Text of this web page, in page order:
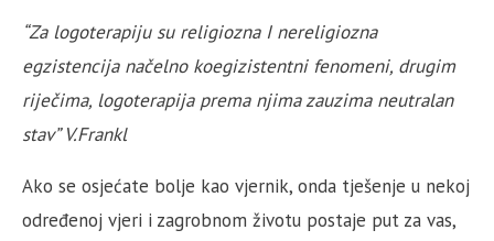
“Za logoterapiju su religiozna I nereligiozna
egzistencija načelno koegizistentni fenomeni, drugim
riječima, logoterapija prema njima zauzima neutralan
stav” V.Frankl
Ako se osjećate bolje kao vjernik, onda tješenje u nekoj
određenoj vjeri i zagrobnom životu postaje put za vas,